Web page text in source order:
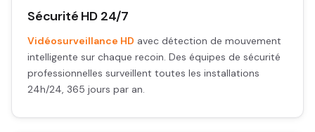
Sécurité HD 24/7
Vidéosurveillance HD avec détection de mouvement
intelligente sur chaque recoin. Des équipes de sécurité
professionnelles surveillent toutes les installations
24h/24, 365 jours par an.